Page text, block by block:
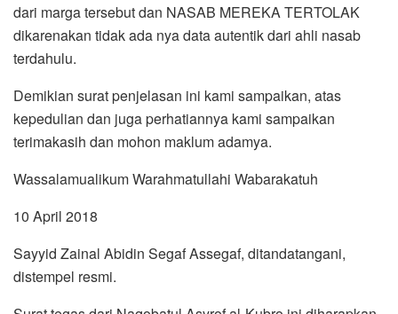
dari marga tersebut dan NASAB MEREKA TERTOLAK
dikarenakan tidak ada nya data autentik dari ahli nasab
terdahulu.
Demikian surat penjelasan ini kami sampaikan, atas
kepedulian dan juga perhatiannya kami sampaikan
terimakasih dan mohon maklum adamya.
Wassalamualikum Warahmatullahi Wabarakatuh
10 April 2018
Sayyid Zainal Abidin Segaf Assegaf, ditandatangani,
distempel resmi.